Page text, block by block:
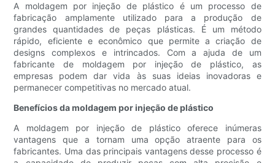
A moldagem por injeção de plástico é um processo de
fabricação amplamente utilizado para a produção de
grandes quantidades de peças plásticas. É um método
rápido, eficiente e econômico que permite a criação de
designs complexos e intrincados. Com a ajuda de um
fabricante de moldagem por injeção de plástico, as
empresas podem dar vida às suas ideias inovadoras e
permanecer competitivas no mercado atual.
Benefícios da moldagem por injeção de plástico
A moldagem por injeção de plástico oferece inúmeras
vantagens que a tornam uma opção atraente para os
fabricantes. Uma das principais vantagens desse processo é